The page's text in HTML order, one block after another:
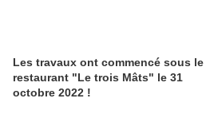
Les travaux ont commencé sous le
restaurant "Le trois Mâts" le 31
octobre 2022 !